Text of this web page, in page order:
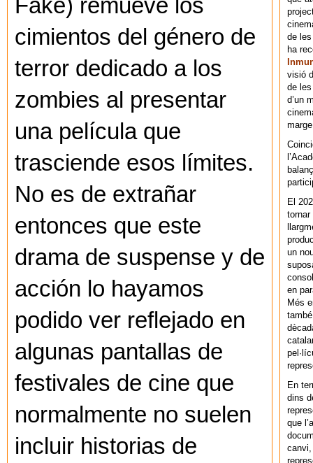
Fake) remueve los
cimientos del género de
terror dedicado a los
zombies al presentar
una película que
trasciende esos límites.
No es de extrañar
entonces que este
drama de suspense y de
acción lo hayamos
podido ver reflejado en
algunas pantallas de
festivales de cine que
normalmente no suelen
incluir historias de
de
ha
visió
de
d’un
El
un
en
Més
En
dins
que
canvi,